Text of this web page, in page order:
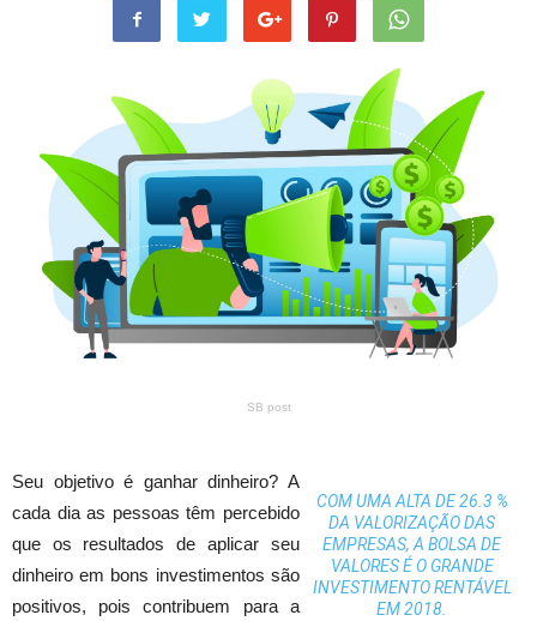
SB post
COM UMA ALTA DE 26.3 %
DA VALORIZAÇÃO DAS
EMPRESAS, A BOLSA DE
VALORES É O GRANDE
INVESTIMENTO RENTÁVEL
EM 2018.
Seu objetivo é ganhar dinheiro? A
cada dia as pessoas têm percebido
que os resultados de aplicar seu
dinheiro em bons investimentos são
positivos, pois contribuem para a